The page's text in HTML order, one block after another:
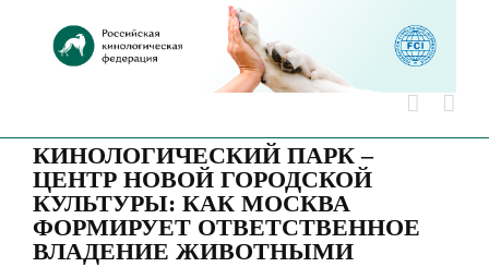
КИНОЛОГИЧЕСКИЙ ПАРК –
ЦЕНТР НОВОЙ ГОРОДСКОЙ
КУЛЬТУРЫ: КАК МОСКВА
ФОРМИРУЕТ ОТВЕТСТВЕННОЕ
ВЛАДЕНИЕ ЖИВОТНЫМИ